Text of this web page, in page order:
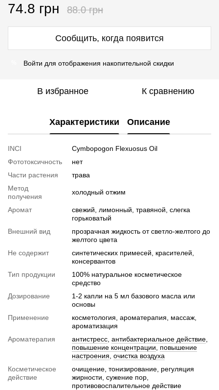
74.8 грн 88.0 грн
Сообщить, когда появится
Войти для отображения накопительной скидки
В избранное К сравнению
Характеристики Описание
INCI
Cymbopogon Flexuosus Oil
Фототоксичность
нет
Части растения
трава
Метод
получения
холодный отжим
Аромат
свежий, лимонный, травяной, слегка
горьковатый
Внешний вид
прозрачная жидкость от светло-желтого до
желтого цвета
Не содержит
синтетических примесей, красителей,
консервантов
Тип продукции
100% натуральное косметическое
средство
Дозирование
1-2 капли на 5 мл базового масла или
основы
Применение
косметология, ароматерапия, массаж,
ароматизация
Ароматерапия
антистресс антибактериальное действие
повышение концентрации
повышение
настроения очистка воздуха
Косметическое
действие
очищение, тонизирование, регуляция
жирности, сужение пор,
противовоспалительное действие